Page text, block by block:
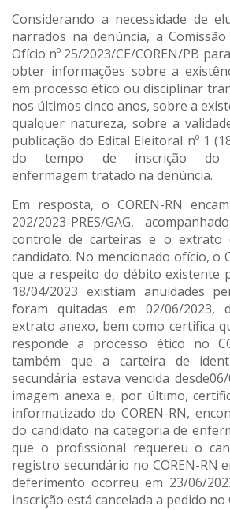
Considerando a necessidade de
narrados na denúncia, a
Ofício nº 25/2023/CE/COREN/PB
obter informações sobre a
em processo ético ou disciplinar
nos últimos cinco anos, sobre a
qualquer natureza, sobre a
publicação do Edital Eleitoral nº 1
do tempo de inscrição do
enfermagem tratado na denúncia.
Em resposta, o COREN-RN
202/2023-PRES/GAG,
controle de carteiras e o extrato
candidato. No mencionado ofício, o
que a respeito do débito existente
18/04/2023 existiam anuidades
foram quitadas em 02/06/2023,
extrato anexo, bem como certifica
responde a processo ético no
também que a carteira de
secundária estava vencida
imagem anexa e, por último,
informatizado do COREN-RN,
do candidato na categoria de
que o profissional requereu o
registro secundário no COREN-RN
deferimento ocorreu em 23/06/
inscrição está cancelada a pedido no